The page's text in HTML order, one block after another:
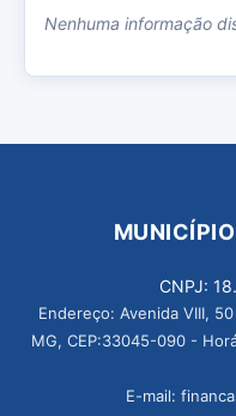
Nenhuma informação
CNPJ:
Endereço: Avenida VIII,
MG, CEP:33045-090 -
E-mail: